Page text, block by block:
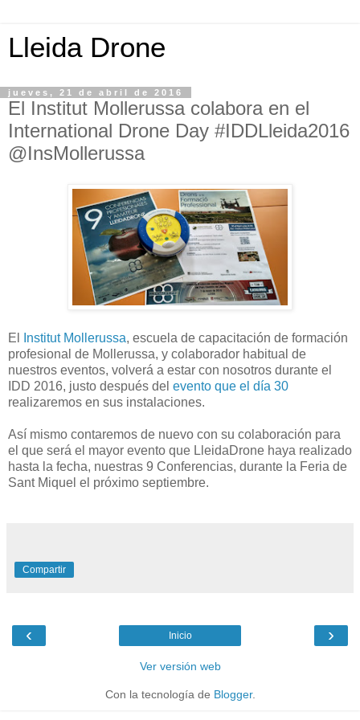
Lleida Drone
jueves, 21 de abril de 2016
El Institut Mollerussa colabora en el
International Drone Day #IDDLleida2016
@InsMollerussa
El Institut Mollerussa, escuela de capacitación de formación
profesional de Mollerussa, y colaborador habitual de
nuestros eventos, volverá a estar con nosotros durante el
IDD 2016, justo después del evento que el día 30
realizaremos en sus instalaciones.
Así mismo contaremos de nuevo con su colaboración para
el que será el mayor evento que LleidaDrone haya realizado
hasta la fecha, nuestras 9 Conferencias, durante la Feria de
Sant Miquel el próximo septiembre.
Compartir
‹ ›
Inicio
Ver versión web
Con la tecnología de Blogger.